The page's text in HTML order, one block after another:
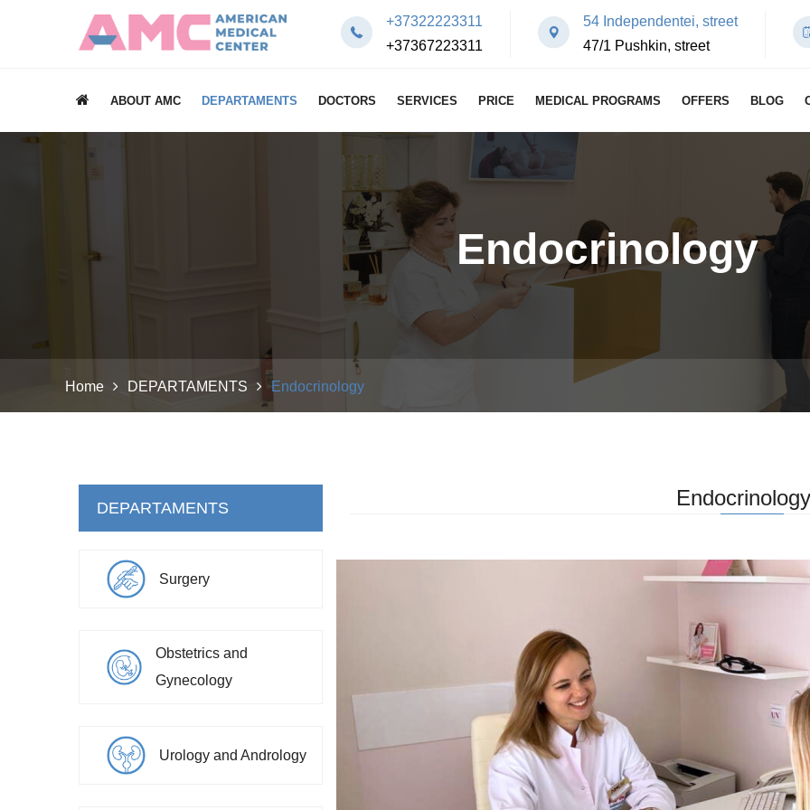
+37322223311
+37367223311
54 Independentei, street
47/1 Pushkin, street
ABOUT AMC DEPARTAMENTS DOCTORS SERVICES PRICE MEDICAL PROGRAMS OFFERS BLOG
Endocrinology
Home DEPARTAMENTS Endocrinology
Endocrinology
DEPARTAMENTS
Surgery
Obstetrics and
Gynecology
Urology and Andrology